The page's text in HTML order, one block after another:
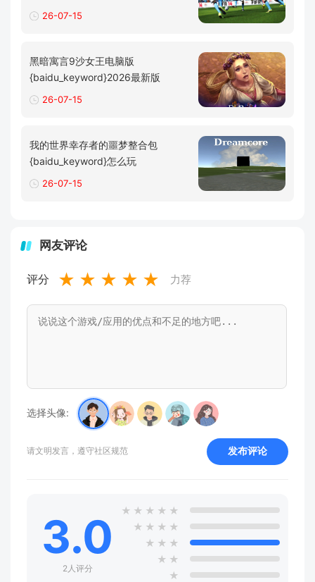
26-07-15
黑暗寓言9沙女王电脑版
{baidu_keyword}2026最新版
26-07-15
我的世界幸存者的噩梦整合包
{baidu_keyword}怎么玩
26-07-15
网友评论
评分 ★ ★ ★ ★ ★ 力荐
选择头像:
请文明发言，遵守社区规范 发布评论
3.0
2人评分
★ ★ ★ ★ ★
★ ★ ★ ★
★ ★ ★
★ ★
★